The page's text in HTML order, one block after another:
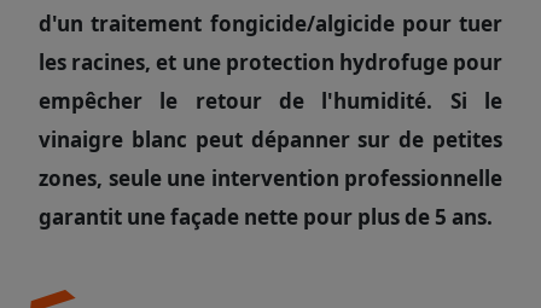
d'un traitement fongicide/algicide pour tuer
les racines, et une protection hydrofuge pour
empêcher le retour de l'humidité. Si le
vinaigre blanc peut dépanner sur de petites
zones, seule une intervention professionnelle
garantit une façade nette pour plus de 5 ans.